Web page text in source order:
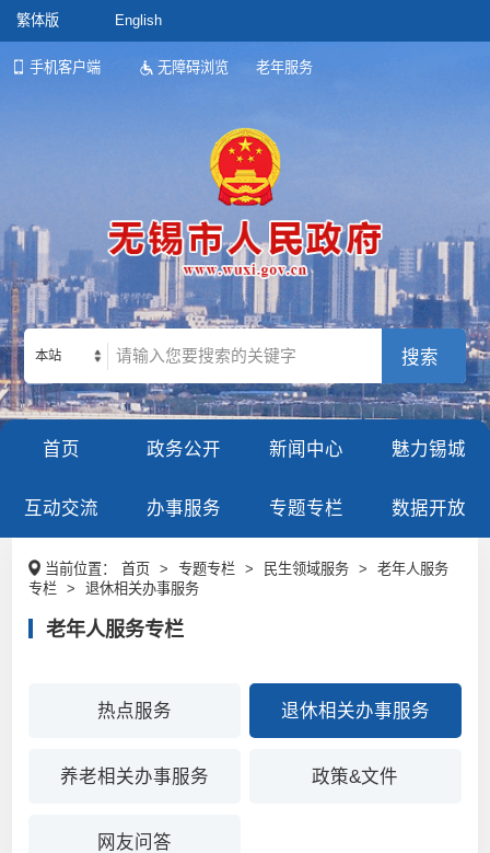
繁体版 English
手机客户端 无障碍浏览 老年服务
本站
首页 政务公开 新闻中心 魅力锡城
互动交流 办事服务 专题专栏 数据开放
当前位置： 首页 > 专题专栏 > 民生领域服务 >
老年人服务
专栏
> 退休相关办事服务
老年人服务专栏
热点服务 退休相关办事服务
养老相关办事服务 政策&文件
网友问答